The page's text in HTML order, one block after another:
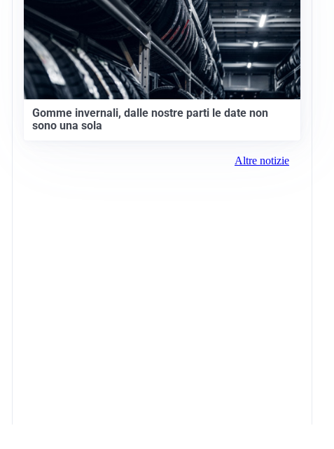
Gomme invernali, dalle nostre parti le date non
sono una sola
Altre notizie